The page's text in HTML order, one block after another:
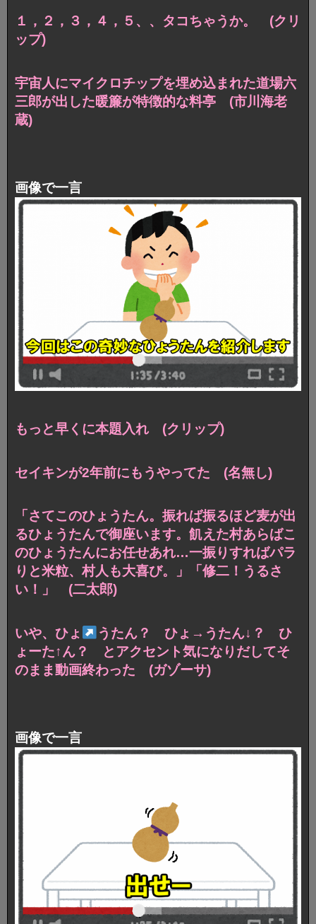
１，２，３，４，５、、タコちゃうか。 (クリ
ップ)
宇宙人にマイクロチップを埋め込まれた道場六
三郎が出した暖簾が特徴的な料亭 (市川海老
蔵)
画像で一言
もっと早くに本題入れ (クリップ)
セイキンが2年前にもうやってた (名無し)
「さてこのひょうたん。振れば振るほど麦が出
るひょうたんで御座います。飢えた村あらばこ
のひょうたんにお任せあれ…一振りすればパラ
りと米粒、村人も大喜び。」「修二！うるさ
い！」 (二太郎)
いや、ひょ
うたん？ ひょ→うたん↓？ ひ
ょーた↑ん？ とアクセント気になりだしてそ
のまま動画終わった (ガゾーサ)
画像で一言